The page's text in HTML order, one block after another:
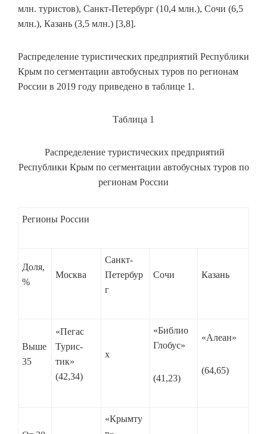
млн. туристов), Санкт-Петербург (10,4 млн.), Сочи (6,5
млн.), Казань (3,5 млн.) [3,8].
Распределение туристических предприятий Республики
Крым по сегментации автобусных туров по регионам
России в 2019 году приведено в таблице 1.
Таблица 1
Распределение туристических предприятий
Республики Крым по сегментации автобусных туров по
регионам России
Регионы России
Доля,
%
Москва
Санкт-
Петербур
г
Сочи Казань
Выше
35
«Пегас
Тури­с­
тик»
(42,34)
х
«Библио
Глобус»
(41,23)
«Алеан»
(64,65)
«Крымту